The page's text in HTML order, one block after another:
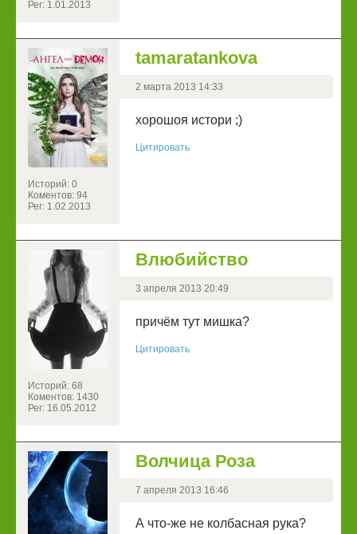
Рег: 1.01.2013
Историй: 0
Коментов: 94
Рег: 1.02.2013
tamaratankova
2 марта 2013 14:33
хорошоя истори ;)
Цитировать
Историй: 68
Коментов: 1430
Рег: 16.05.2012
Влюбийство
3 апреля 2013 20:49
причём тут мишка?
Цитировать
Волчица Роза
7 апреля 2013 16:46
А что-же не колбасная рука?